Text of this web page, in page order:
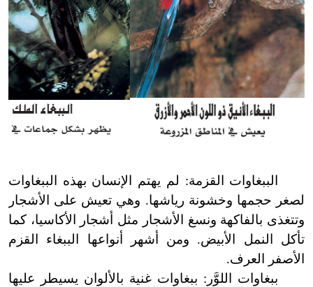
الببغاوات القزمة: لم يهتم الإنسان بهذه الببغاوات
لصغر حجمها وخشونة رياشها. وهي تعيش على الأشجار
وتتغذى بالفاكهة ونسغ الأشجار مثل أشجار الأكاسيا، كما
تأكل النمل الأبيض. ومن أشهر أنواعها الببغاء القزم
الأصفر العرف.
ببغاوات اللوَّر: ببغاوات غنية بالألوان يسيطر عليها